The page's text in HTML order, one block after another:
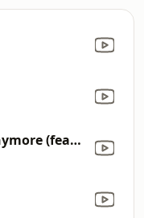
We Don’t Talk Anymore (feat. Selena Gomez)